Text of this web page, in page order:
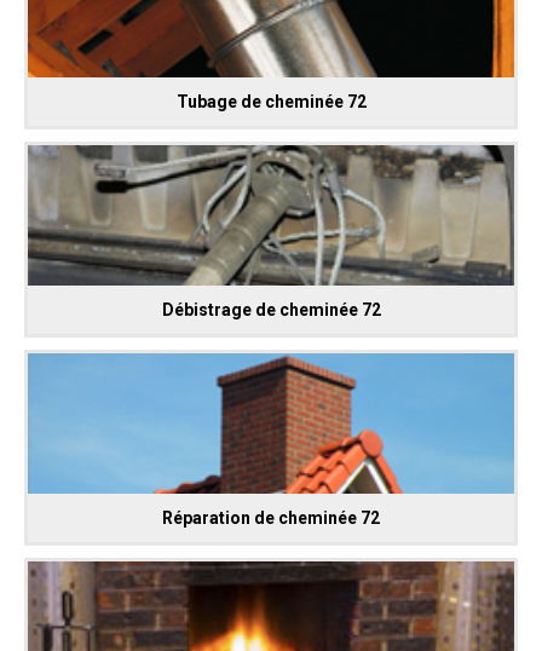
Tubage de cheminée 72
Débistrage de cheminée 72
Réparation de cheminée 72